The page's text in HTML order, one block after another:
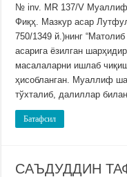
№ inv. MR 137/V
Фиқҳ. Мазкур асар
750/1349 й.)нинг
асарига ёзилган
масалаларни ишлаб
ҳисобланган. Муаллиф
тўхталиб, далиллар
Батафсил
САЪДУДДИН